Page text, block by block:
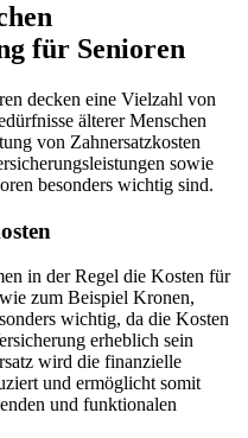
für Senioren
decken eine Vielzahl von
älterer Menschen
von Zahnersatzkosten
sowie
besonders wichtig sind.
in der Regel die Kosten für
zum Beispiel Kronen,
wichtig, da die Kosten
erheblich sein
wird die finanzielle
und ermöglicht somit
und funktionalen